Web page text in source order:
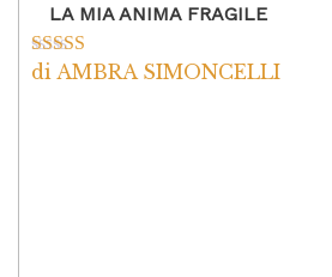
LA MIA ANIMA FRAGILE
Valutato5su
di AMBRA SIMONCELLI